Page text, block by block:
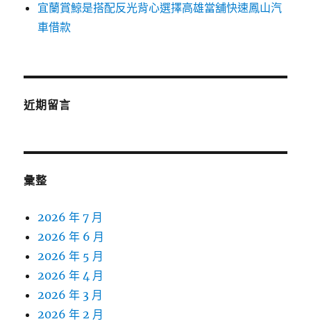
宜蘭賞鯨是搭配反光背心選擇高雄當舖快速鳳山汽
車借款
近期留言
彙整
2026 年 7 月
2026 年 6 月
2026 年 5 月
2026 年 4 月
2026 年 3 月
2026 年 2 月